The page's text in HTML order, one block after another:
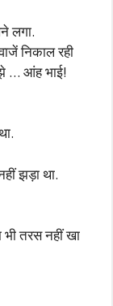
लगा.
निकाल रही
… आंह भाई!
झड़ा था.
तरस नहीं खा